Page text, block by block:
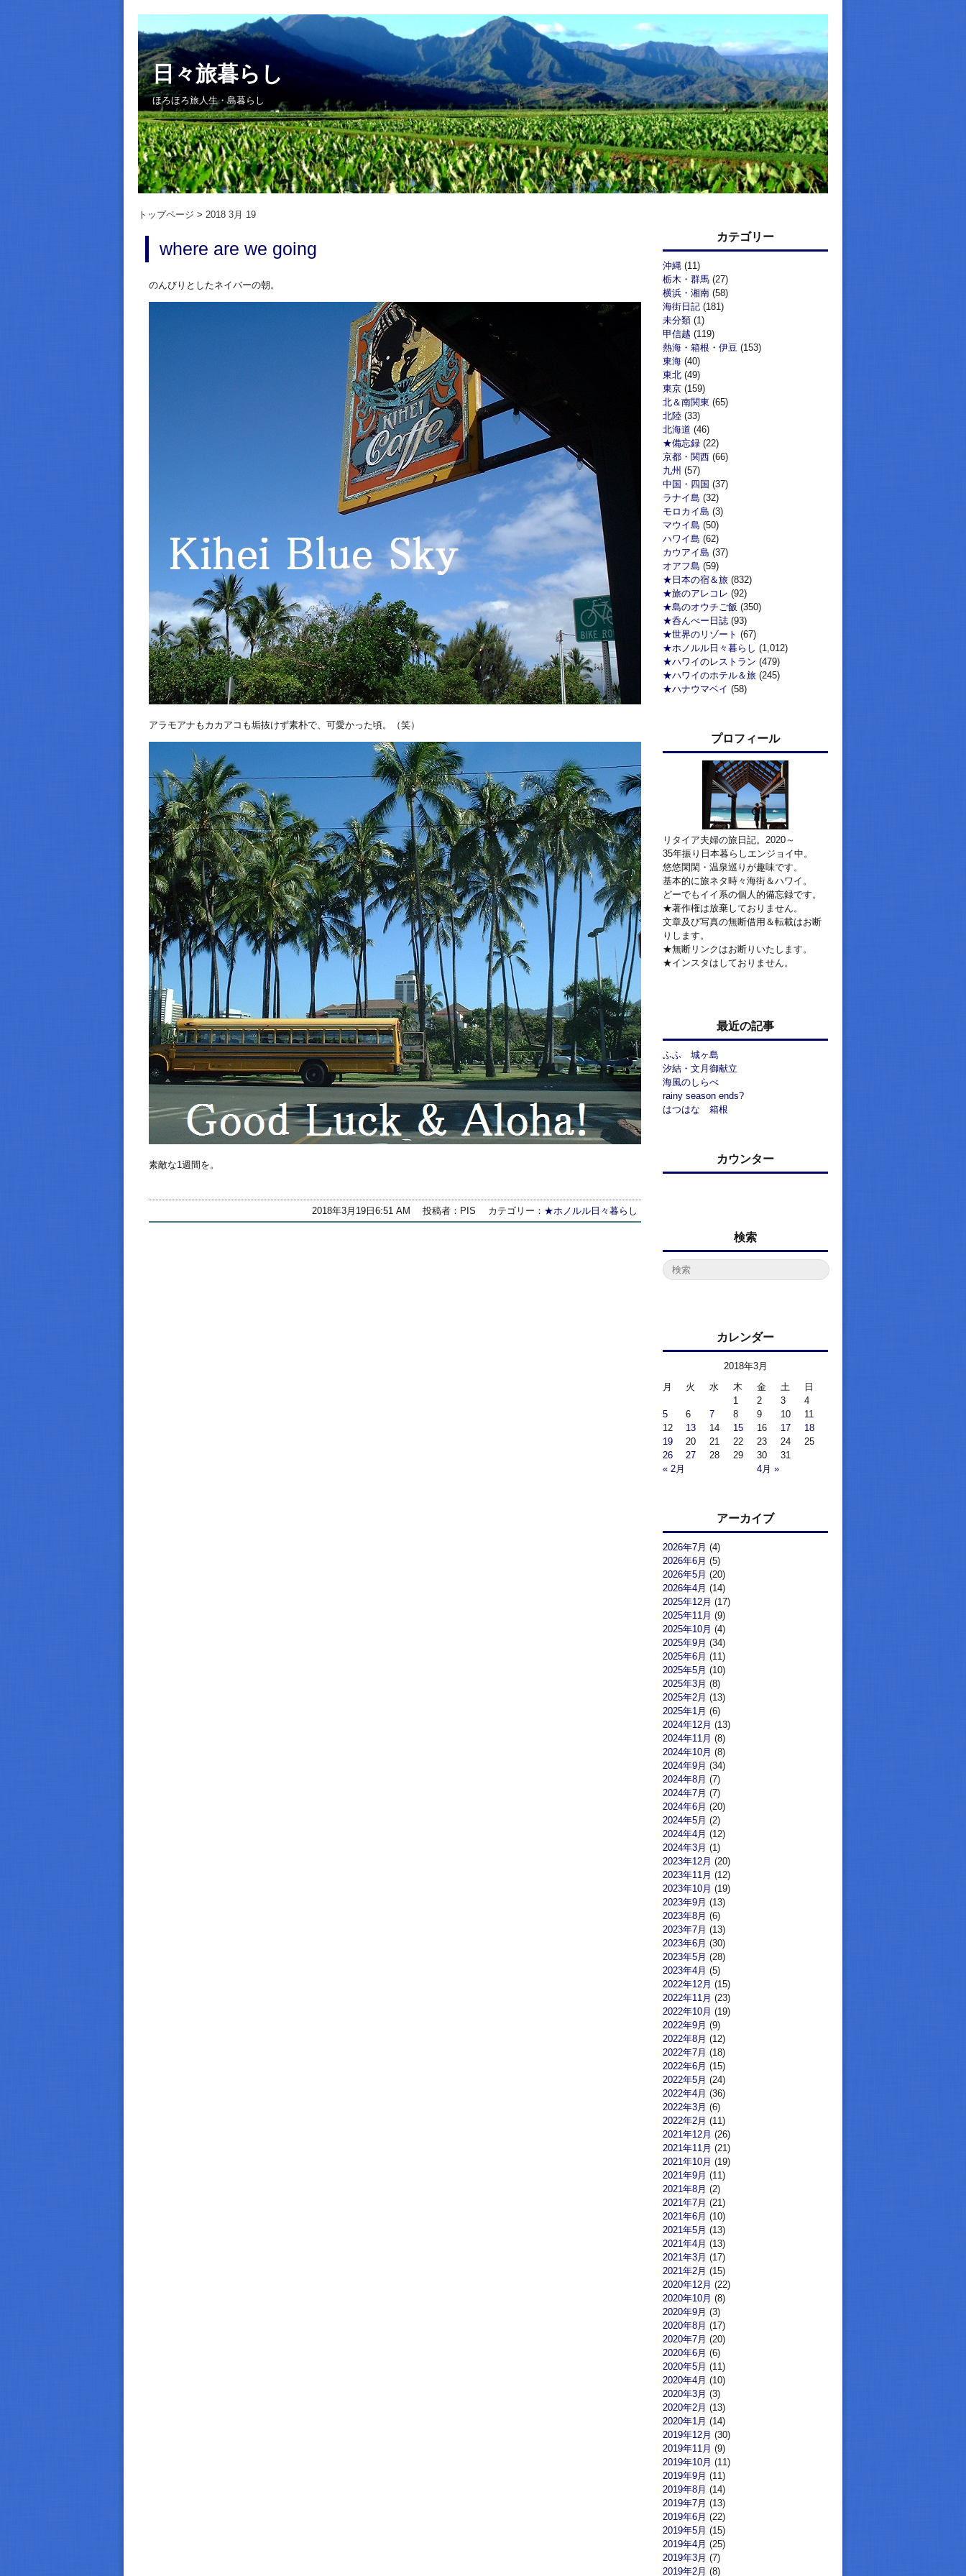
日々旅暮らし
ほろほろ旅人生・島暮らし
トップページ 2018 3月 19
where are we going
のんびりとしたネイバーの朝。
アラモアナもカカアコも垢抜けず素朴で、可愛かった頃。（笑）
素敵な1週間を。
2018年3月19日6:51 AM 投稿者：PIS カテゴリー： ★ホノルル日々暮らし
カテゴリー
沖縄 (11)
栃木・群馬 (27)
横浜・湘南 (58)
海街日記 (181)
未分類 (1)
甲信越 (119)
熱海・箱根・伊豆 (153)
東海 (40)
東北 (49)
東京 (159)
北＆南関東 (65)
北陸 (33)
北海道 (46)
★備忘録 (22)
京都・関西 (66)
九州 (57)
中国・四国 (37)
ラナイ島 (32)
モロカイ島 (3)
マウイ島 (50)
ハワイ島 (62)
カウアイ島 (37)
オアフ島 (59)
★日本の宿＆旅 (832)
★旅のアレコレ (92)
★島のオウチご飯 (350)
★呑んべー日誌 (93)
★世界のリゾート (67)
★ホノルル日々暮らし (1,012)
★ハワイのレストラン (479)
★ハワイのホテル＆旅 (245)
★ハナウマベイ (58)
プロフィール
リタイア夫婦の旅日記。2020～
35年振り日本暮らしエンジョイ中。
悠悠閑閑・温泉巡りが趣味です。
基本的に旅ネタ時々海街＆ハワイ。
どーでもイイ系の個人的備忘録です。
★著作権は放棄しておりません。
文章及び写真の無断借用＆転載はお断
りします。
★無断リンクはお断りいたします。
★インスタはしておりません。
最近の記事
ふふ 城ヶ島
汐結・文月御献立
海風のしらべ
rainy season ends?
はつはな 箱根
カウンター
検索
カレンダー
2018年3月
月
火 水 木 金 土 日
« 2月 4月 »
1 2 3
4
5
6 7 8 9 10
11
12
13 14 15 16 17
18
19
20 21 22 23 24
25
26
27 28 29 30 31
アーカイブ
2026年7月 (4)
2026年6月 (5)
2026年5月 (20)
2026年4月 (14)
2025年12月 (17)
2025年11月 (9)
2025年10月 (4)
2025年9月 (34)
2025年6月 (11)
2025年5月 (10)
2025年3月 (8)
2025年2月 (13)
2025年1月 (6)
2024年12月 (13)
2024年11月 (8)
2024年10月 (8)
2024年9月 (34)
2024年8月 (7)
2024年7月 (7)
2024年6月 (20)
2024年5月 (2)
2024年4月 (12)
2024年3月 (1)
2023年12月 (20)
2023年11月 (12)
2023年10月 (19)
2023年9月 (13)
2023年8月 (6)
2023年7月 (13)
2023年6月 (30)
2023年5月 (28)
2023年4月 (5)
2022年12月 (15)
2022年11月 (23)
2022年10月 (19)
2022年9月 (9)
2022年8月 (12)
2022年7月 (18)
2022年6月 (15)
2022年5月 (24)
2022年4月 (36)
2022年3月 (6)
2022年2月 (11)
2021年12月 (26)
2021年11月 (21)
2021年10月 (19)
2021年9月 (11)
2021年8月 (2)
2021年7月 (21)
2021年6月 (10)
2021年5月 (13)
2021年4月 (13)
2021年3月 (17)
2021年2月 (15)
2020年12月 (22)
2020年10月 (8)
2020年9月 (3)
2020年8月 (17)
2020年7月 (20)
2020年6月 (6)
2020年5月 (11)
2020年4月 (10)
2020年3月 (3)
2020年2月 (13)
2020年1月 (14)
2019年12月 (30)
2019年11月 (9)
2019年10月 (11)
2019年9月 (11)
2019年8月 (14)
2019年7月 (13)
2019年6月 (22)
2019年5月 (15)
2019年4月 (25)
2019年3月 (7)
2019年2月 (8)